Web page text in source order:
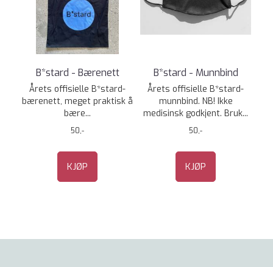
B*stard - Bærenett
Årets offisielle B*stard-
bærenett, meget praktisk å
bære...
50,-
KJØP
B*stard - Munnbind
Årets offisielle B*stard-
munnbind. NB! Ikke
medisinsk godkjent. Bruk...
50,-
KJØP